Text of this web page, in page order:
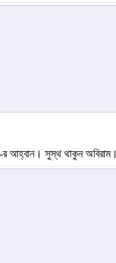
আহ্বান। সুস্থ থাকুন অবিরাম।